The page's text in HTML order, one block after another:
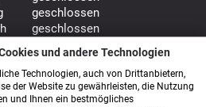
geschlossen
geschlossen
9.00 - 18.00 Uhr
- 18.00 Uhr
9.00 - 14.00 Uhr
und andere Technologien
Technologien, auch von Drittanbietern,
der Website zu gewährleisten, die Nutzung
und Ihnen ein bestmögliches